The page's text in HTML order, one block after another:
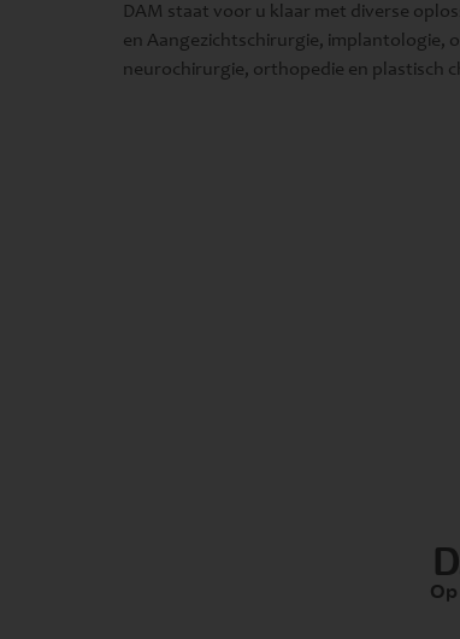
DAM staat voor u klaar met diverse
en Aangezichtschirurgie, implantologie,
neurochirurgie, orthopedie en plastisch